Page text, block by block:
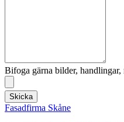
Bifoga gärna bilder,
Skicka
Fasadfirma Skåne